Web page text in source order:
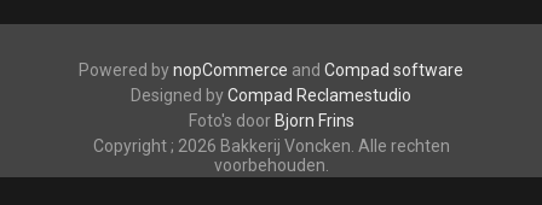
Powered bynopCommerce and Compad software
Designed byCompad Reclamestudio
Foto's door Bjorn Frins
Copyright ; 2026 Bakkerij Voncken. Alle rechten
voorbehouden.